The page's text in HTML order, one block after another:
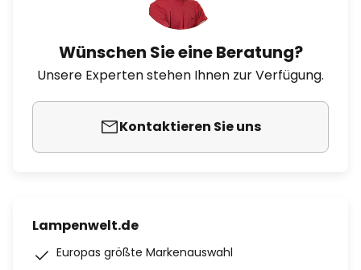
Wünschen Sie eine Beratung?
Unsere Experten stehen Ihnen zur Verfügung.
Kontaktieren Sie uns
Lampenwelt.de
Europas größte Markenauswahl